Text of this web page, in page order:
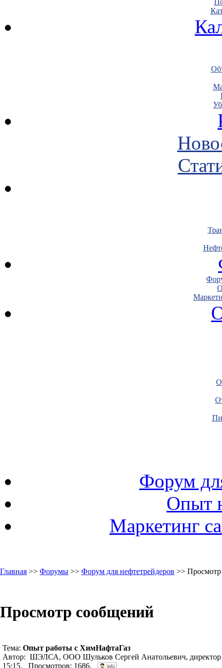
Форум
Опыт
Маркетинг
Главная >> Форумы >> Форум для нефтетрейдеров >>
Просмотр сообщений
Тема: Опыт работы с ХимНафтаГаз
Автор: ШЭЛСА, ООО Шульков Сергей Анатольевич, директор
15:15. Просмотров: 1686.